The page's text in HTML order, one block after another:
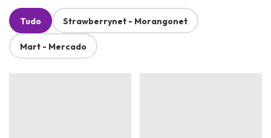
Tudo Strawberrynet - Morangonet
Mart - Mercado